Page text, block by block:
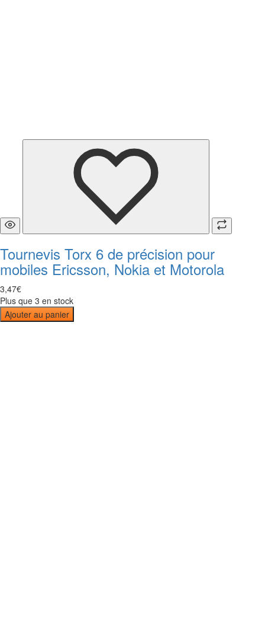
Tournevis Torx 6 de précision pour
mobiles Ericsson, Nokia et Motorola
3,47€
Plus que 3 en stock
Ajouter au panier